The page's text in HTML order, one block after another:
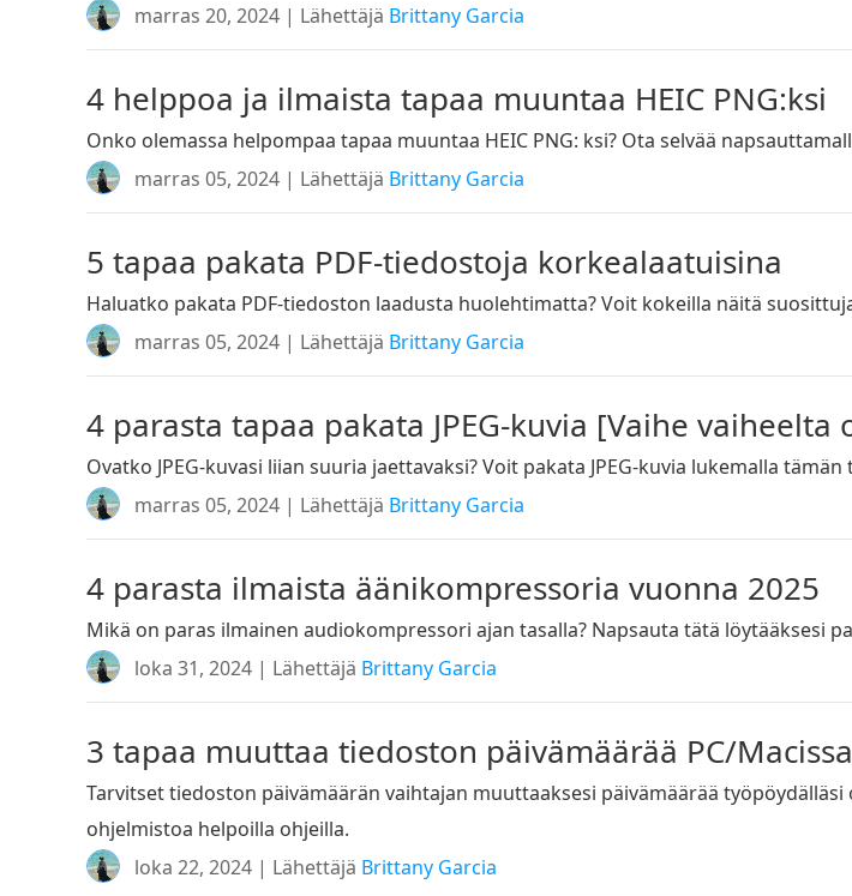
marras 20, 2024 | Lähettäjä Brittany Garcia
4 helppoa ja ilmaista tapaa muuntaa HEIC PNG:ksi
Onko olemassa helpompaa tapaa muuntaa HEIC PNG: ksi? Ota selvää
marras 05, 2024 | Lähettäjä Brittany Garcia
5 tapaa pakata PDF-tiedostoja korkealaatuisina
Haluatko pakata PDF-tiedoston laadusta huolehtimatta? Voit kokeilla näitä
marras 05, 2024 | Lähettäjä Brittany Garcia
4 parasta tapaa pakata JPEG-kuvia [Vaihe vaiheelta
Ovatko JPEG-kuvasi liian suuria jaettavaksi? Voit pakata JPEG-kuvia lukemalla
marras 05, 2024 | Lähettäjä Brittany Garcia
4 parasta ilmaista äänikompressoria vuonna 2025
Mikä on paras ilmainen audiokompressori ajan tasalla? Napsauta tätä löytääksesi
loka 31, 2024 | Lähettäjä Brittany Garcia
3 tapaa muuttaa tiedoston päivämäärää PC/Macissa
Tarvitset tiedoston päivämäärän vaihtajan muuttaaksesi päivämäärää
ohjelmistoa helpoilla ohjeilla.
loka 22, 2024 | Lähettäjä Brittany Garcia